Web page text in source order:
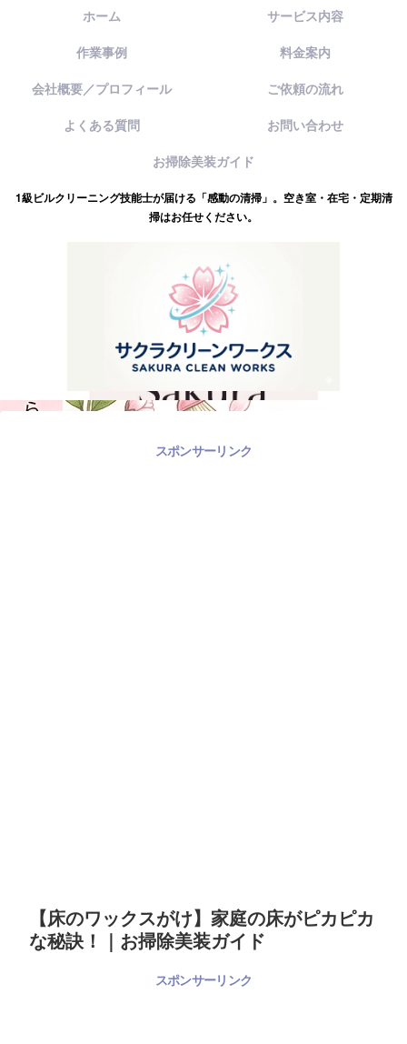
1級ビルクリーニング技能士が届ける「感動の清掃」。空き室・在宅・定期清
掃はお任せください。
ホーム サービス内容
作業事例 料金案内
会社概要／プロフィール ご依頼の流れ
よくある質問 お問い合わせ
お掃除美装ガイド
スポンサーリンク
【床のワックスがけ】家庭の床がピカピカ
な秘訣！｜お掃除美装ガイド
スポンサーリンク